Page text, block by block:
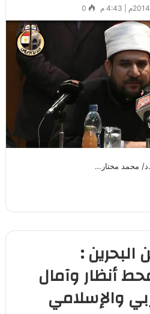
0
محمد مختار…
البحرين :
أنظار وآمال
والإسلامي